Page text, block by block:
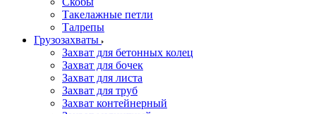
Такелажные петли
Талрепы
Грузозахваты
Захват для бетонных колец
Захват для бочек
Захват для листа
Захват для труб
Захват контейнерный